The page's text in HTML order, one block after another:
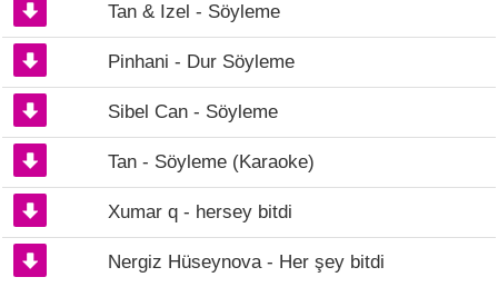
Tan & Izel - Söyleme
Pinhani - Dur Söyleme
Sibel Can - Söyleme
Tan - Söyleme (Karaoke)
Xumar q - hersey bitdi
Nergiz Hüseynova - Her şey bitdi